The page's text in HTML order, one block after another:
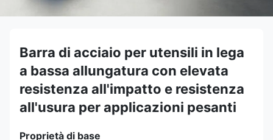
Barra di acciaio per utensili in lega
a bassa allungatura con elevata
resistenza all'impatto e resistenza
all'usura per applicazioni pesanti
Proprietà di base